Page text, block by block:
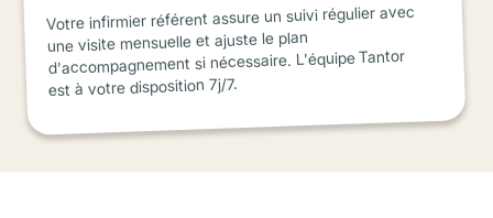
Votre infirmier référent assure un suivi régulier avec
une visite mensuelle et ajuste le plan
d'accompagnement si nécessaire. L'équipe Tantor
est à votre disposition 7j/7.